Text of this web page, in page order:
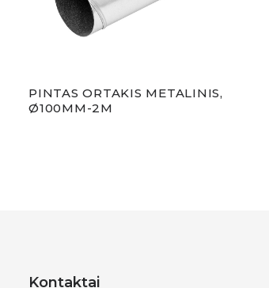
PINTAS ORTAKIS METALINIS,
Ø100MM-2M
Kontaktai